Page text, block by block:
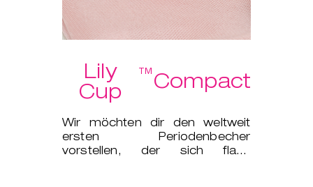
Lily
Cup
™Compact
Wir möchten dir den weltweit
ersten Periodenbecher
vorstellen, der sich flach